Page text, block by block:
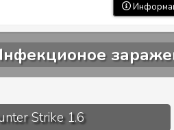
Strike 1.6